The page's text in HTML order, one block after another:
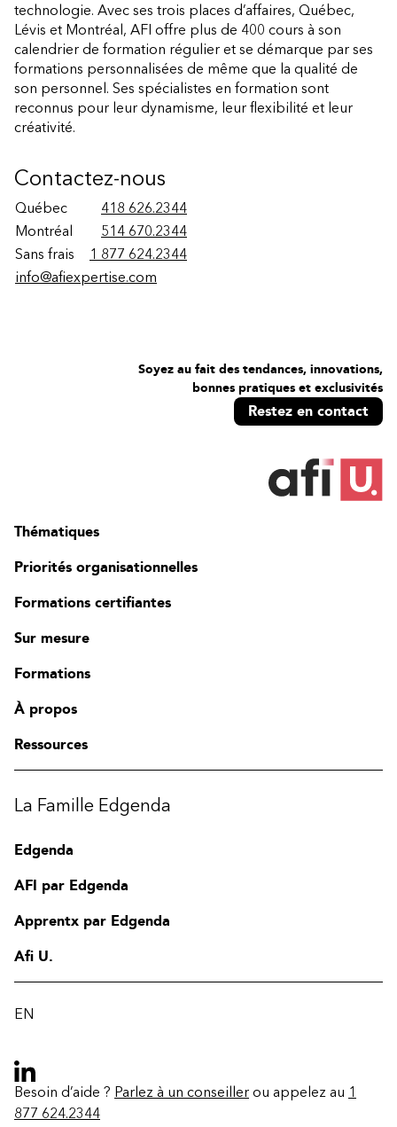
technologie. Avec ses trois places d’affaires, Québec,
Lévis et Montréal, AFI offre plus de 400 cours à son
calendrier de formation régulier et se démarque par ses
formations personnalisées de même que la qualité de
son personnel. Ses spécialistes en formation sont
reconnus pour leur dynamisme, leur flexibilité et leur
créativité.
Contactez-nous
Québec
418 626.2344
Montréal
514 670.2344
Sans frais
1 877 624.2344
info@afiexpertise.com
Soyez au fait des tendances, innovations,
bonnes pratiques et exclusivités
Restez en contact
Thématiques
Priorités organisationnelles
Formations certifiantes
Sur mesure
Formations
À propos
Ressources
La Famille Edgenda
Edgenda
AFI par Edgenda
Apprentx par Edgenda
Afi U.
EN
Besoin d’aide ? Parlez à un conseiller ou appelez au 1
877 624.2344